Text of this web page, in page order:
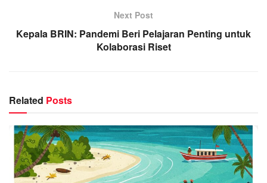
Next Post
Kepala BRIN: Pandemi Beri Pelajaran Penting untuk
Kolaborasi Riset
Related Posts